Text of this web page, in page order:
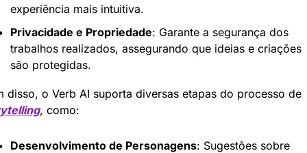
experiência mais intuitiva.
Privacidade e Propriedade: Garante a segurança dos
trabalhos realizados, assegurando que ideias e criações
são protegidas.
, como:
Desenvolvimento de Personagens: Sugestões sobre